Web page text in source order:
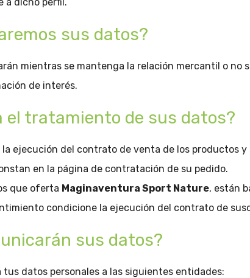
sus datos?
mientras se mantenga la relación mercantil o
de interés.
el tratamiento de sus datos?
ejecución del contrato de venta de los productos
en la página de contratación de su pedido.
que oferta Maginaventura Sport Nature, están
condicione la ejecución del contrato de
sus datos?
tus datos personales a las siguientes entidades: